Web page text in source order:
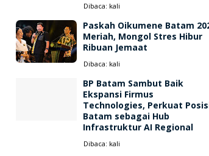
Dibaca: kali
Paskah Oikumene Batam
Meriah, Mongol Stres Hibur
Ribuan Jemaat
Dibaca: kali
BP Batam Sambut Baik
Ekspansi Firmus
Technologies, Perkuat
Batam sebagai Hub
Infrastruktur AI Regional
Dibaca: kali